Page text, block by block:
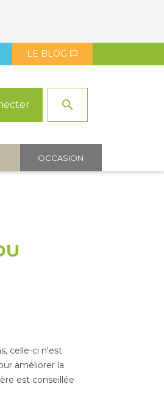
LE BLOG 
search
OCCASION
celle-ci n'est
améliorer la
est conseillée